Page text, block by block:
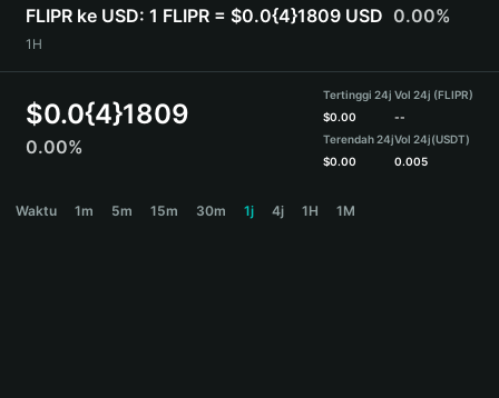
Bahasa Indonesia
ภาษาไทย
हिन्दी
Español
Português (Brasil)
FLIPR ke USD: 1 FLIPR = $0.0{4}1809 USD 0.00%
1H
$0.0{4}1809
0.00%
Tertinggi 24j
$0.00
Terendah 24j
$0.00
Vol 24j (FLIPR)
--
Vol 24j(USDT)
0.005
Waktu 1m 5m 15m 30m 1j 4j 1H 1M